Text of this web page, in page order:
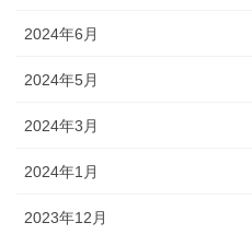
2024年6月
2024年5月
2024年3月
2024年1月
2023年12月